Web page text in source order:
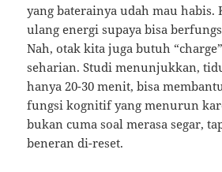
yang baterainya udah mau habis.
ulang energi supaya bisa
Nah, otak kita juga butuh
seharian. Studi menunjukkan,
hanya 20-30 menit, bisa
fungsi kognitif yang menurun
bukan cuma soal merasa segar,
beneran di-reset.